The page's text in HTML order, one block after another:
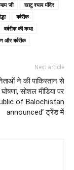
जी
खाटू श्याम मंदिर
बर्बरीक
बर्बरीक की कथा
और बर्बरीक
Next article
ने की पाकिस्तान से
सोशल मीडिया पर
of Balochistan
announced’ ट्रेंड में